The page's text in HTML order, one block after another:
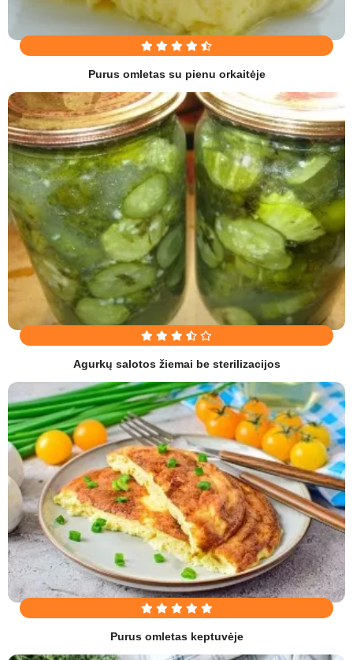
Purus omletas su pienu orkaitėje
Agurkų salotos žiemai be sterilizacijos
Purus omletas keptuvėje